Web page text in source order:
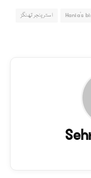
Hania's
استرینجر تھنگز